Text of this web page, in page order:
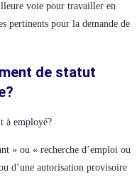
voie pour travailler en
pertinents pour la demande de
de statut
à employé?
» ou « recherche d’emploi ou
d’une autorisation provisoire